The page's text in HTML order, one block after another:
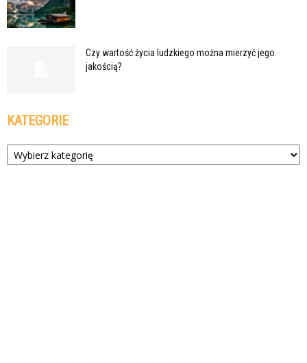
Czy wartość życia ludzkiego można mierzyć jego
jakością?
KATEGORIE
Kategorie